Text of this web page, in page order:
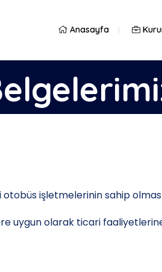
Anasayfa
otobüs işletmelerinin sahip
uygun olarak ticari